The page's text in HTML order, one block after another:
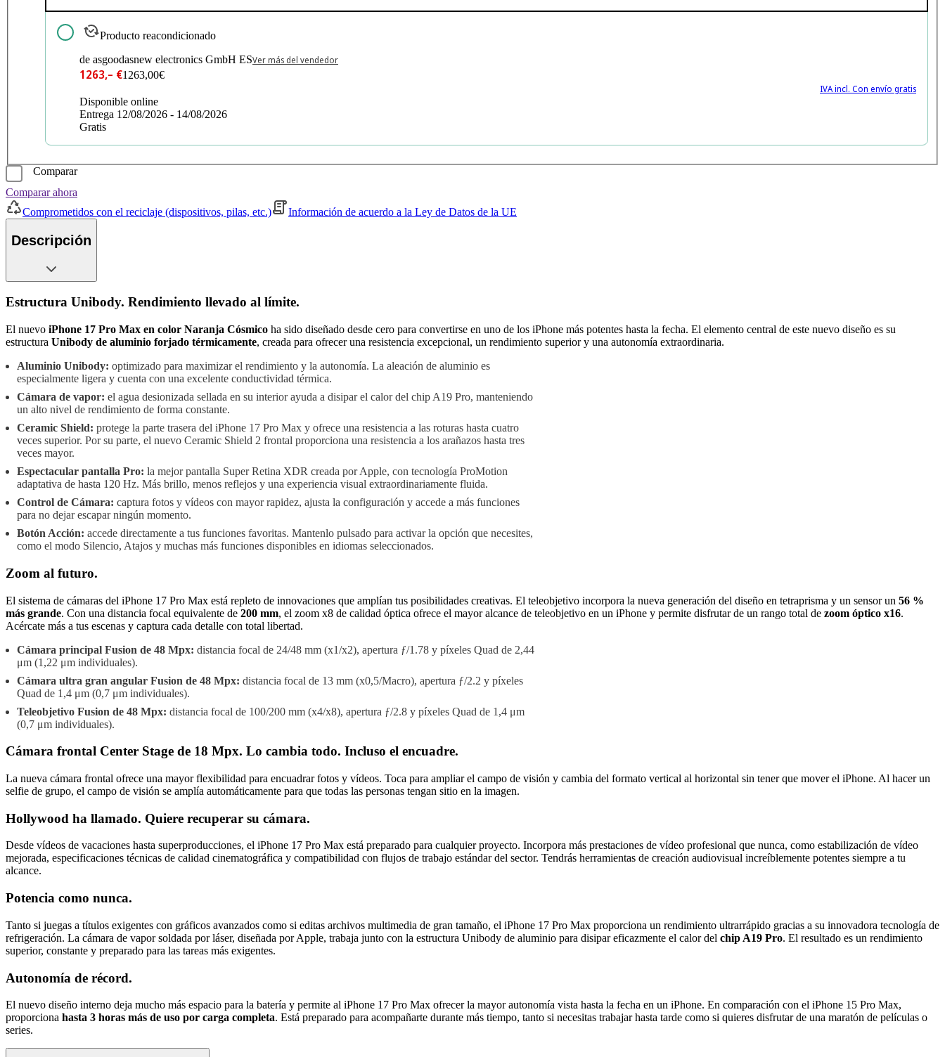
Producto reacondicionado
de asgoodasnew electronics GmbH ESVer más del vendedor
1263,– €1263,00€
IVA incl. Con envío gratis
Disponible online
Entrega 12/08/2026 - 14/08/2026
Gratis
Comparar
Comparar ahora
Comprometidos con el reciclaje (dispositivos, pilas, etc.)
Información de acuerdo a la Ley de Datos de la UE
Descripción
Estructura Unibody. Rendimiento llevado al límite.
El nuevo iPhone 17 Pro Max en color Naranja Cósmico ha sido diseñado desde cero para convertirse en uno de los iPhone más potentes hasta la fecha. El elemento central de este nuevo diseño es su
estructura Unibody de aluminio forjado térmicamente, creada para ofrecer una resistencia excepcional, un rendimiento superior y una autonomía extraordinaria.
Aluminio Unibody: optimizado para maximizar el rendimiento y la autonomía. La aleación de aluminio es
especialmente ligera y cuenta con una excelente conductividad térmica.
Cámara de vapor: el agua desionizada sellada en su interior ayuda a disipar el calor del chip A19 Pro, manteniendo
un alto nivel de rendimiento de forma constante.
Ceramic Shield: protege la parte trasera del iPhone 17 Pro Max y ofrece una resistencia a las roturas hasta cuatro
veces superior. Por su parte, el nuevo Ceramic Shield 2 frontal proporciona una resistencia a los arañazos hasta tres
veces mayor.
Espectacular pantalla Pro: la mejor pantalla Super Retina XDR creada por Apple, con tecnología ProMotion
adaptativa de hasta 120 Hz. Más brillo, menos reflejos y una experiencia visual extraordinariamente fluida.
Control de Cámara: captura fotos y vídeos con mayor rapidez, ajusta la configuración y accede a más funciones
para no dejar escapar ningún momento.
Botón Acción: accede directamente a tus funciones favoritas. Mantenlo pulsado para activar la opción que necesites,
como el modo Silencio, Atajos y muchas más funciones disponibles en idiomas seleccionados.
Zoom al futuro.
El sistema de cámaras del iPhone 17 Pro Max está repleto de innovaciones que amplían tus posibilidades creativas. El teleobjetivo incorpora la nueva generación del diseño en tetraprisma y un sensor un 56 %
más grande. Con una distancia focal equivalente de 200 mm, el zoom x8 de calidad óptica ofrece el mayor alcance de teleobjetivo en un iPhone y permite disfrutar de un rango total de zoom óptico x16.
Acércate más a tus escenas y captura cada detalle con total libertad.
Cámara principal Fusion de 48 Mpx: distancia focal de 24/48 mm (x1/x2), apertura ƒ/1.78 y píxeles Quad de 2,44
μm (1,22 μm individuales).
Cámara ultra gran angular Fusion de 48 Mpx: distancia focal de 13 mm (x0,5/Macro), apertura ƒ/2.2 y píxeles
Quad de 1,4 μm (0,7 μm individuales).
Teleobjetivo Fusion de 48 Mpx: distancia focal de 100/200 mm (x4/x8), apertura ƒ/2.8 y píxeles Quad de 1,4 μm
(0,7 μm individuales).
Cámara frontal Center Stage de 18 Mpx. Lo cambia todo. Incluso el encuadre.
La nueva cámara frontal ofrece una mayor flexibilidad para encuadrar fotos y vídeos. Toca para ampliar el campo de visión y cambia del formato vertical al horizontal sin tener que mover el iPhone. Al hacer un
selfie de grupo, el campo de visión se amplía automáticamente para que todas las personas tengan sitio en la imagen.
Hollywood ha llamado. Quiere recuperar su cámara.
Desde vídeos de vacaciones hasta superproducciones, el iPhone 17 Pro Max está preparado para cualquier proyecto. Incorpora más prestaciones de vídeo profesional que nunca, como estabilización de vídeo
mejorada, especificaciones técnicas de calidad cinematográfica y compatibilidad con flujos de trabajo estándar del sector. Tendrás herramientas de creación audiovisual increíblemente potentes siempre a tu
alcance.
Potencia como nunca.
Tanto si juegas a títulos exigentes con gráficos avanzados como si editas archivos multimedia de gran tamaño, el iPhone 17 Pro Max proporciona un rendimiento ultrarrápido gracias a su innovadora tecnología de
refrigeración. La cámara de vapor soldada por láser, diseñada por Apple, trabaja junto con la estructura Unibody de aluminio para disipar eficazmente el calor del chip A19 Pro. El resultado es un rendimiento
superior, constante y preparado para las tareas más exigentes.
Autonomía de récord.
El nuevo diseño interno deja mucho más espacio para la batería y permite al iPhone 17 Pro Max ofrecer la mayor autonomía vista hasta la fecha en un iPhone. En comparación con el iPhone 15 Pro Max,
proporciona hasta 3 horas más de uso por carga completa. Está preparado para acompañarte durante más tiempo, tanto si necesitas trabajar hasta tarde como si quieres disfrutar de una maratón de películas o
series.